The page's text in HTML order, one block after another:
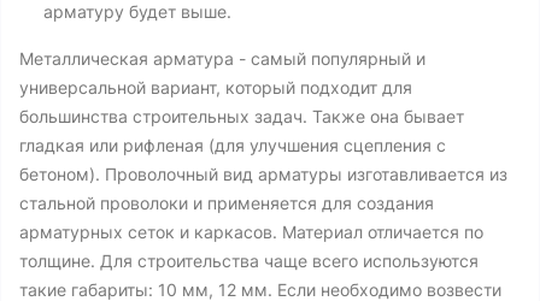
арматуру будет выше.
Металлическая арматура - самый популярный и
универсальной вариант, который подходит для
большинства строительных задач. Также она бывает
гладкая или рифленая (для улучшения сцепления с
бетоном). Проволочный вид арматуры изготавливается из
стальной проволоки и применяется для создания
арматурных сеток и каркасов. Материал отличается по
толщине. Для строительства чаще всего используются
такие габариты: 10 мм, 12 мм. Если необходимо возвести